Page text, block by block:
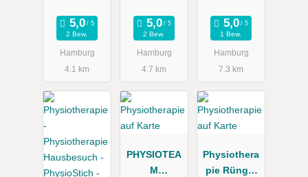
pie und
Heilpraktik
in
Rotherbaum
2 Bew.
Hamburg
4.1 km
2 Bew.
Hamburg
4.7 km
1 Bew.
Hamburg
7.3 km
PHYSIOTEA
M
Physiothera
pie Rünger